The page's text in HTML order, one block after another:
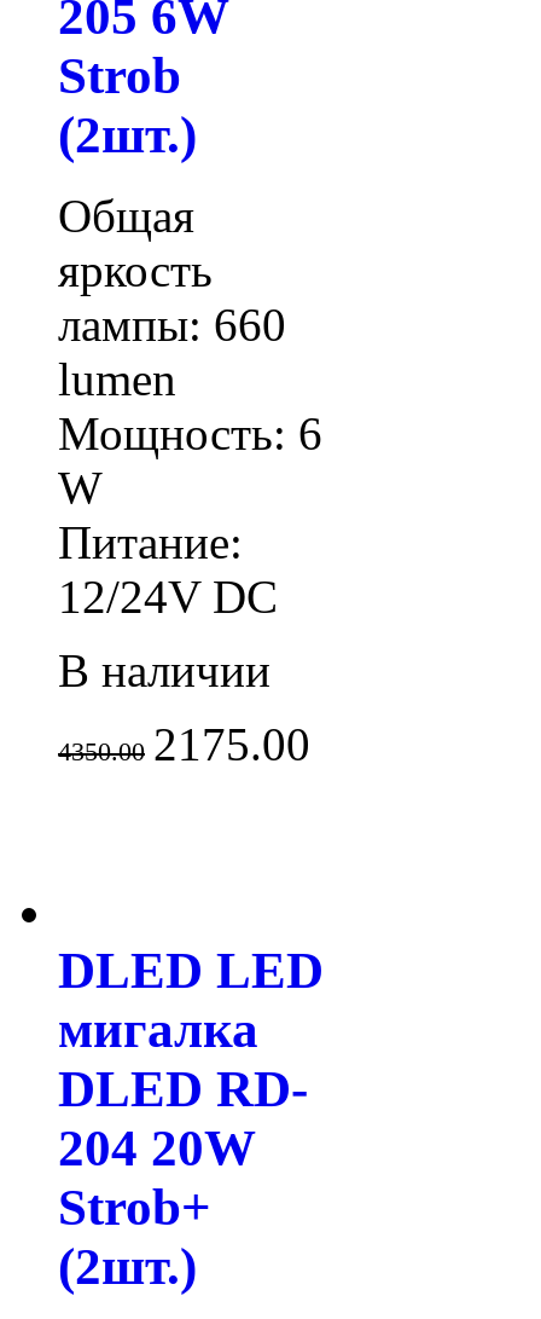
205 6W
Strob
(2шт.)
Общая
яркость
лампы: 660
lumen
Мощность: 6
W
Питание:
12/24V DC
В наличии
4350.00 2175.00
DLED LED
мигалка
DLED RD-
204 20W
Strob+
(2шт.)